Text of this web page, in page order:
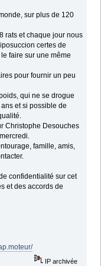
sur plus de 120
rats et chaque jour nous
certes de
faire sur une même
pour fournir un peu
qui ne se drogue
et si possible de
Christophe Desouches
famille, amis,
confidentialité sur cet
et des accords de
IP archivée